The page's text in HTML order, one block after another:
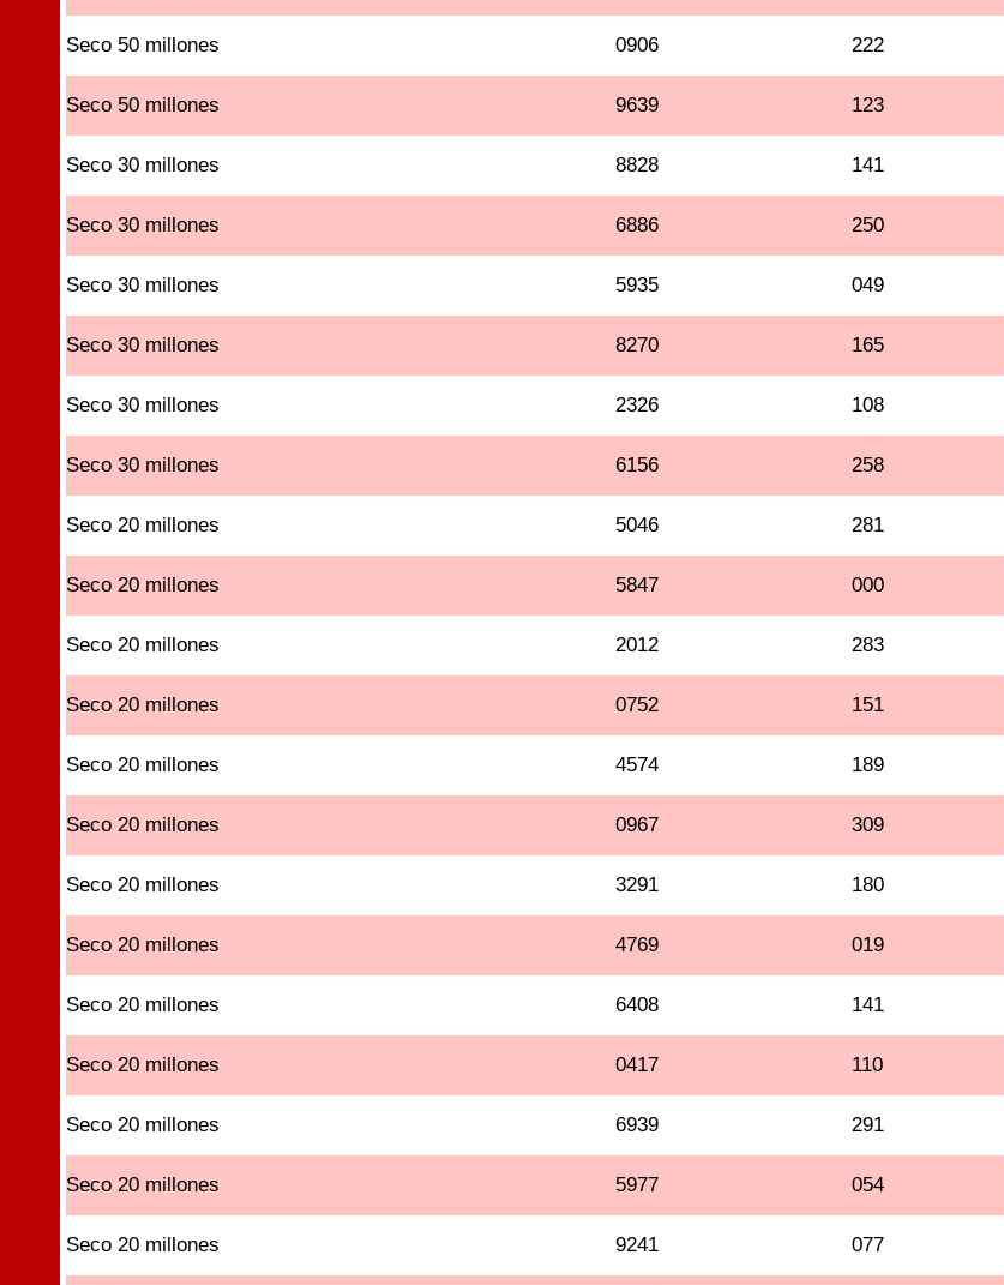
Seco 50 millones 0906 222
Seco 50 millones 9639 123
Seco 30 millones 8828 141
Seco 30 millones 6886 250
Seco 30 millones 5935 049
Seco 30 millones 8270 165
Seco 30 millones 2326 108
Seco 30 millones 6156 258
Seco 20 millones 5046 281
Seco 20 millones 5847 000
Seco 20 millones 2012 283
Seco 20 millones 0752 151
Seco 20 millones 4574 189
Seco 20 millones 0967 309
Seco 20 millones 3291 180
Seco 20 millones 4769 019
Seco 20 millones 6408 141
Seco 20 millones 0417 110
Seco 20 millones 6939 291
Seco 20 millones 5977 054
Seco 20 millones 9241 077